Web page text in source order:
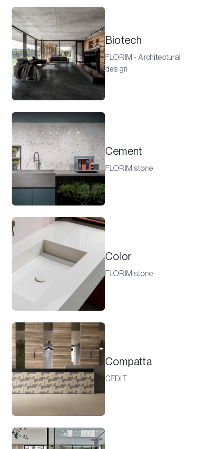
Biotech
FLORIM - Architectural
design
Cement
FLORIM stone
Color
FLORIM stone
Compatta
CEDIT